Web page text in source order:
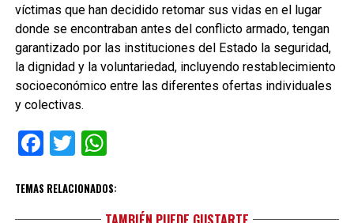
víctimas que han decidido retomar sus vidas en el lugar
donde se encontraban antes del conflicto armado, tengan
garantizado por las instituciones del Estado la seguridad,
la dignidad y la voluntariedad, incluyendo restablecimiento
socioeconómico entre las diferentes ofertas individuales
y colectivas.
Facebook
TwitterWhatsApp
TEMAS RELACIONADOS: